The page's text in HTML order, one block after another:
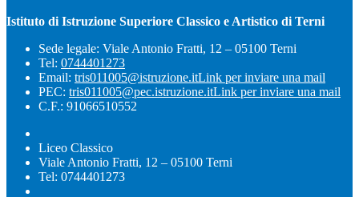
Istituto di Istruzione Superiore Classico e Artistico di Terni
Sede legale: Viale Antonio Fratti, 12 – 05100 Terni
Tel: 0744401273
Email: tris011005@istruzione.itLink per inviare una mail
PEC: tris011005@pec.istruzione.itLink per inviare una mail
C.F.: 91066510552
Liceo Classico
Viale Antonio Fratti, 12 – 05100 Terni
Tel: 0744401273